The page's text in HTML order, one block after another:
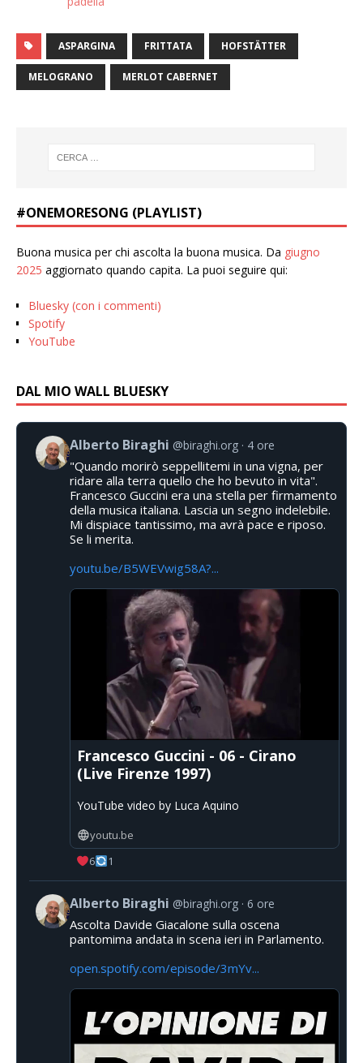
ASPARGINA FRITTATA HOFSTÄTTER
MELOGRANO MERLOT CABERNET
#ONEMORESONG (PLAYLIST)
Buona musica per chi ascolta la buona musica. Da giugno
2025 aggiornato quando capita. La puoi seguire qui:
Bluesky (con i commenti)
Spotify
YouTube
DAL MIO WALL BLUESKY
Alberto Biraghi @biraghi.org 4 ore
"Quando morirò seppellitemi in una vigna, per
ridare alla terra quello che ho bevuto in vita".
Francesco Guccini era una stella per firmamento
della musica italiana. Lascia un segno indelebile.
Mi dispiace tantissimo, ma avrà pace e riposo.
Se li merita.
youtu.be/B5WEVwig58A?...
Francesco Guccini - 06 - Cirano
(Live Firenze 1997)
YouTube video by Luca Aquino
youtu.be
6
1
Alberto Biraghi @biraghi.org 6 ore
Ascolta Davide Giacalone sulla oscena
pantomima andata in scena ieri in Parlamento.
open.spotify.com/episode/3mYv...